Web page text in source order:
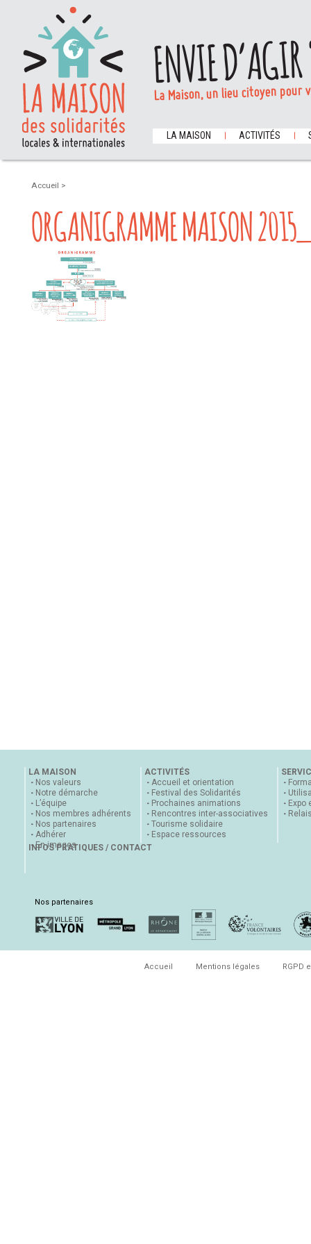
ENVIE
La Maison, un lieu citoyen
LA MAISON ACTIVITÉS
Accueil >
ORGANIGRAMME MAISON
LA MAISON
Nos valeurs
Notre démarche
L’équipe
Nos membres adhérents
Nos partenaires
Adhérer
En images
ACTIVITÉS
Accueil et orientation
Festival des Solidarités
Prochaines animations
Rencontres inter-associatives
Tourisme solidaire
Espace ressources
Expo
INFOS PRATIQUES / CONTACT
Nos partenaires
Accueil Mentions légales RGPD